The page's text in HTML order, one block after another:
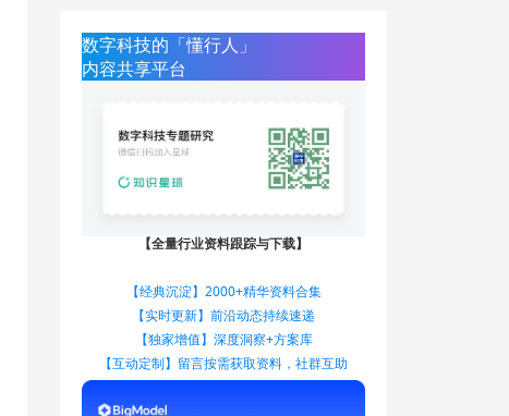
数字科技的「懂行人」
内容共享平台
【全量行业资料跟踪与下载】
【经典沉淀】2000+精华资料合集
【实时更新】前沿动态持续速递
【独家增值】深度洞察+方案库
【互动定制】留言按需获取资料，社群互助